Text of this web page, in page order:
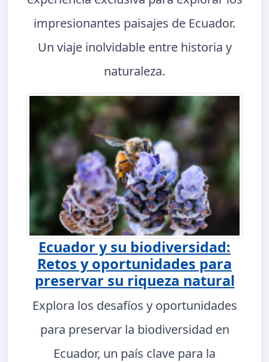
impresionantes paisajes de Ecuador.
Un viaje inolvidable entre historia y
naturaleza.
Ecuador y su biodiversidad:
Retos y oportunidades para
preservar su riqueza natural
Explora los desafíos y oportunidades
para preservar la biodiversidad en
Ecuador, un país clave para la